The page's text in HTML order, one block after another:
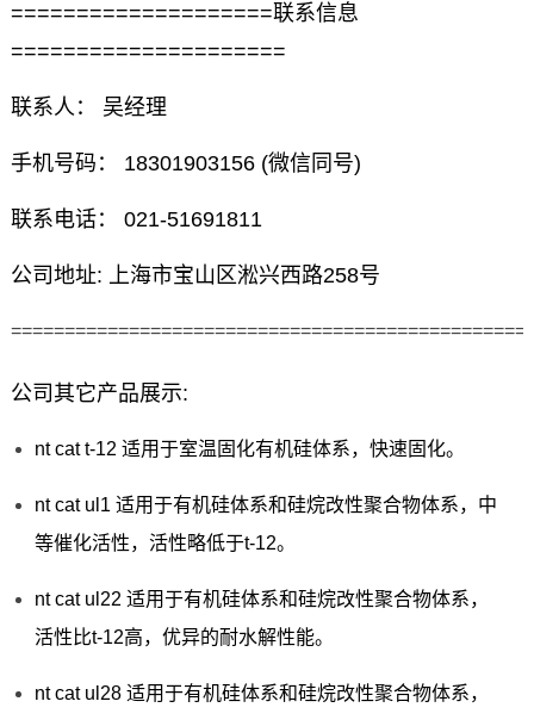
====================联系信息
=====================
联系人： 吴经理
手机号码： 18301903156 (微信同号)
联系电话： 021-51691811
公司地址: 上海市宝山区淞兴西路258号
公司其它产品展示:
nt cat t-12 适用于室温固化有机硅体系，快速固化。
nt cat ul1 适用于有机硅体系和硅烷改性聚合物体系，中
等催化活性，活性略低于t-12。
nt cat ul22 适用于有机硅体系和硅烷改性聚合物体系，
活性比t-12高，优异的耐水解性能。
nt cat ul28 适用于有机硅体系和硅烷改性聚合物体系，